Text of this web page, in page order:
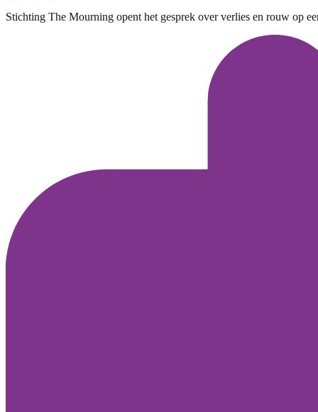
Stichting The Mourning opent het gesprek over verlies en rouw op